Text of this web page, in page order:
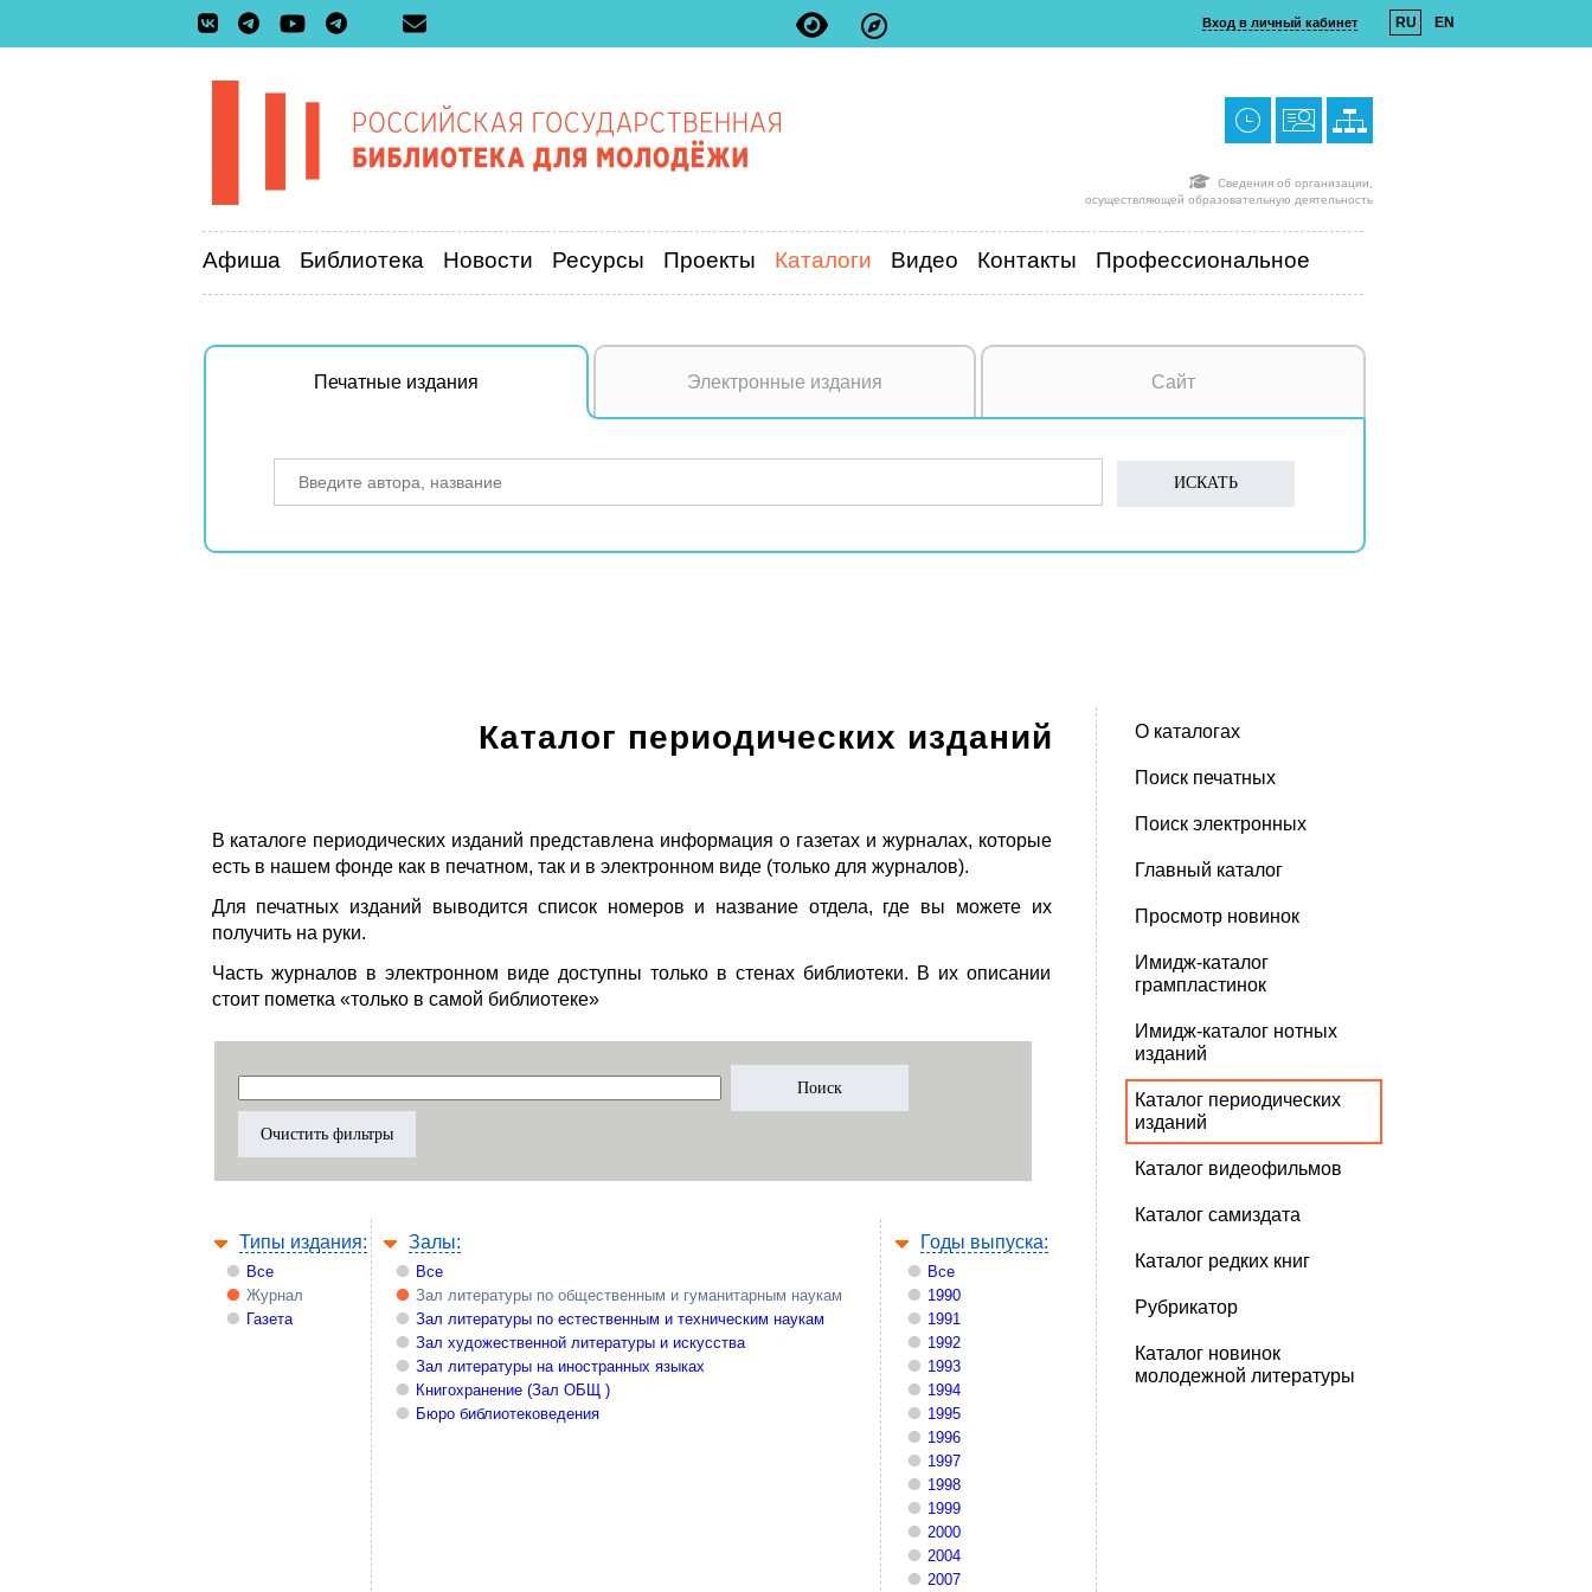
Вход в личный кабинет RU EN
Сведения об организации,
осуществляющей образовательную деятельность
Афиша Библиотека Новости Ресурсы Проекты Каталоги Видео Контакты Профессиональное
Печатные издания Электронные издания Сайт
Каталог периодических изданий
В каталоге периодических изданий представлена информация о газетах и журналах, которые
есть в нашем фонде как в печатном, так и в электронном виде (только для журналов).
Для печатных изданий выводится список номеров и название отдела, где вы можете их
получить на руки.
Часть журналов в электронном виде доступны только в стенах библиотеки. В их описании
стоит пометка «только в самой библиотеке»
Типы издания:
Все
Журнал
Газета
Залы:
Все
Зал литературы по общественным и гуманитарным наукам
Зал литературы по естественным и техническим наукам
Зал художественной литературы и искусства
Зал литературы на иностранных языках
Книгохранение (Зал ОБЩ )
Бюро библиотековедения
Годы выпуска:
Все
1990
1991
1992
1993
1994
1995
1996
1997
1998
1999
2000
2004
2007
О каталогах
Поиск печатных
Поиск электронных
Главный каталог
Просмотр новинок
Имидж-каталог
грампластинок
Имидж-каталог нотных
изданий
Каталог периодических
изданий
Каталог видеофильмов
Каталог самиздата
Каталог редких книг
Рубрикатор
Каталог новинок
молодежной литературы